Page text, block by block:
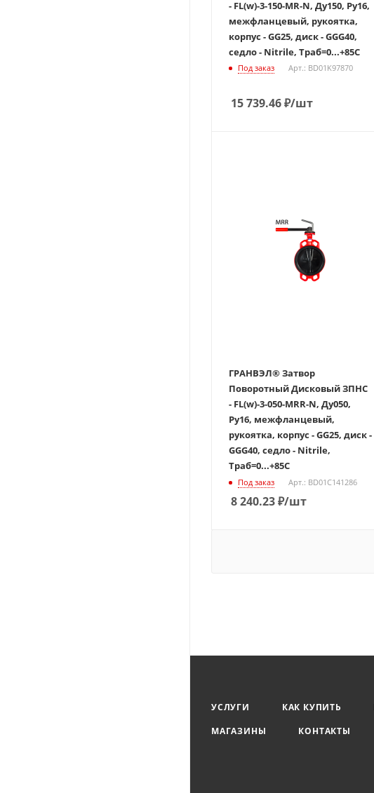
- FL(w)-3-150-MR-N, Ду150, Ру16,
межфланцевый, рукоятка,
корпус - GG25, диск - GGG40,
седло - Nitrile, Траб=0...+85С
Под заказ Арт.: BD01K97870
15 739.46₽/шт
ГРАНВЭЛ® Затвор
Поворотный Дисковый ЗПНС
- FL(w)-3-050-MRR-N, Ду050,
Ру16, межфланцевый,
рукоятка, корпус - GG25, диск -
GGG40, седло - Nitrile,
Траб=0...+85С
Под заказ Арт.: BD01C141286
8 240.23₽/шт
УСЛУГИ КАК КУПИТЬ
МАГАЗИНЫ
КОНТАКТЫ